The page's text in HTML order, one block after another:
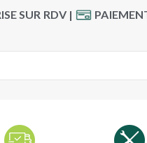
SUR RDV |